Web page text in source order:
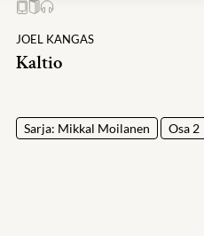
JOEL KANGAS
Kaltio
Sarja: Mikkal Moilanen Osa 2